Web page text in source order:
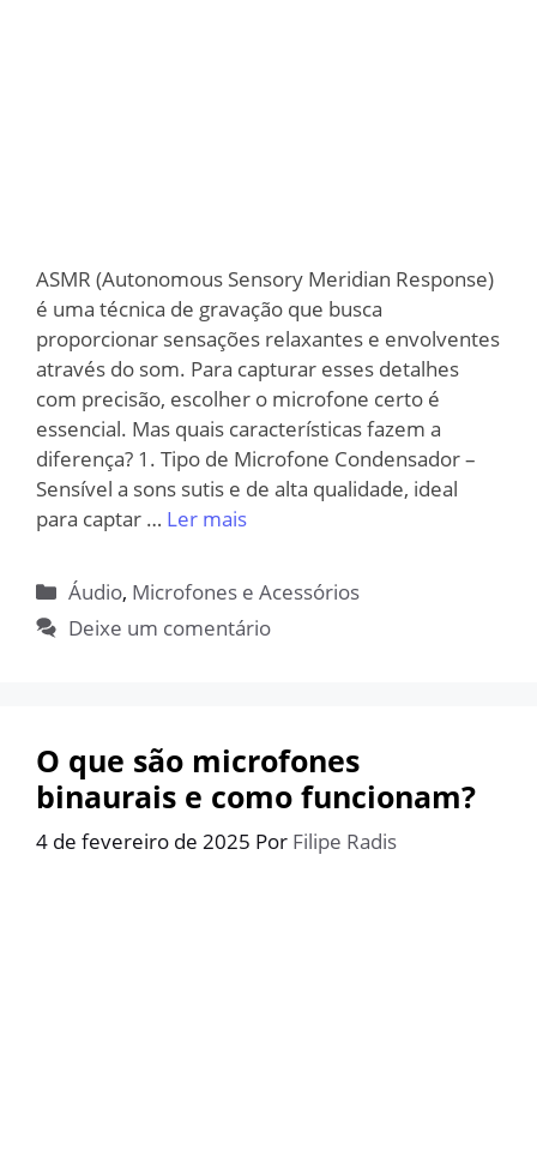
ASMR (Autonomous Sensory Meridian Response)
é uma técnica de gravação que busca
proporcionar sensações relaxantes e envolventes
através do som. Para capturar esses detalhes
com precisão, escolher o microfone certo é
essencial. Mas quais características fazem a
diferença? 1. Tipo de Microfone Condensador –
Sensível a sons sutis e de alta qualidade, ideal
para captar … Ler mais
Categorias
Áudio, Microfones e Acessórios
Deixe um comentário
O que são microfones
binaurais e como funcionam?
4 de fevereiro de 2025 Por Filipe Radis